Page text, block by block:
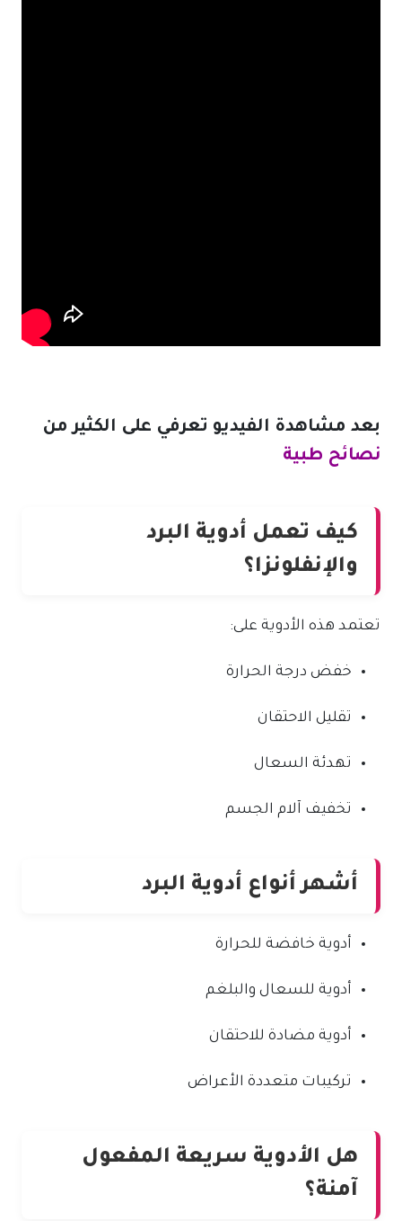
بعد مشاهدة الفيديو تعرفي على الكثير من
نصائح طبية
كيف تعمل أدوية البرد
والإنفلونزا؟
تعتمد هذه الأدوية على:
خفض درجة الحرارة
تقليل الاحتقان
تهدئة السعال
تخفيف آلام الجسم
أشهر أنواع أدوية البرد
أدوية خافضة للحرارة
أدوية للسعال والبلغم
أدوية مضادة للاحتقان
تركيبات متعددة الأعراض
هل الأدوية سريعة المفعول
آمنة؟